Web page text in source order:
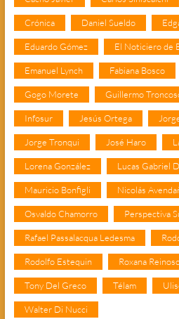
Crónica Daniel Sueldo
Eduardo Gómez El Noticiero de
Emanuel Lynch Fabiana Bosco
Gogo Morete Guillermo
Infosur Jesús Ortega
Jorge Tronqui José Haro
Lorena González Lucas Gabriel
Mauricio Bonfigli Nicolás
Osvaldo Chamorro Perspectiva
Rafael Passalacqua Ledesma
Rodolfo Estequin Roxana
Tony Del Greco Télam
Walter Di Nucci